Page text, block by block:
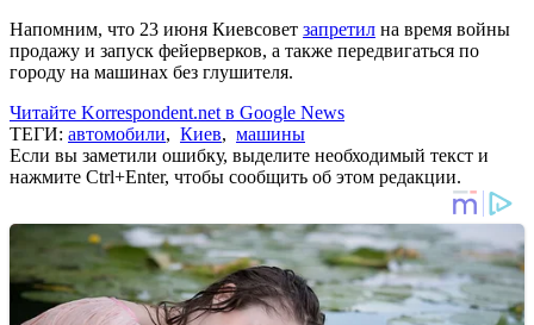
Напомним, что 23 июня Киевсовет запретил на время войны
продажу и запуск фейерверков, а также передвигаться по
городу на машинах без глушителя.
Читайте Korrespondent.net в Google News
ТЕГИ: автомобили, Киев, машины
Если вы заметили ошибку, выделите необходимый текст и
нажмите Ctrl+Enter, чтобы сообщить об этом редакции.